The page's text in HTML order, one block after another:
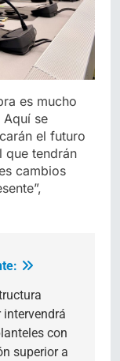
es mucho
Aquí se
el futuro
que tendrán
cambios
intervendrá
con
superior a